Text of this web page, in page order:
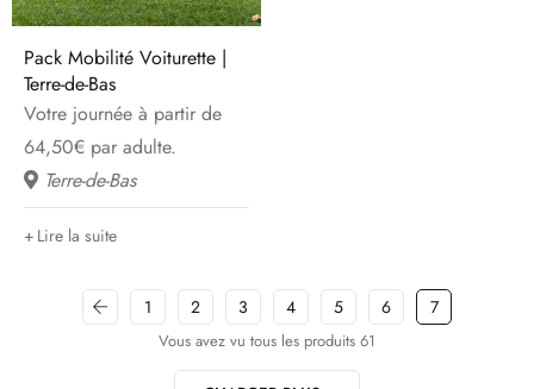
Votre journée à partir de
64,50€ par adulte.
Terre-de-Bas
Pack Mobilité Voiturette |
Terre-de-Bas
Lire la suite
1 2 3 4 5 6 7
Vous avez vu tous les produits 61